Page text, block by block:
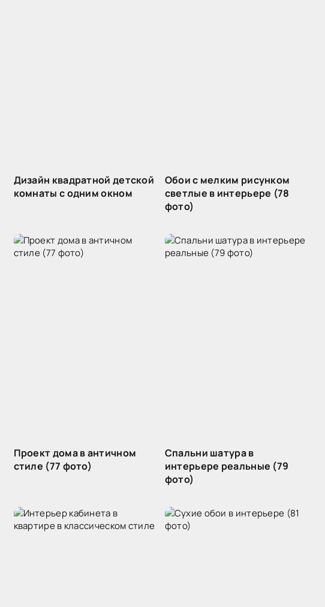
Дизайн квадратной детской
комнаты с одним окном
Обои с мелким рисунком
светлые в интерьере (78
фото)
Проект дома в античном
стиле (77 фото)
Спальни шатура в
интерьере реальные (79
фото)